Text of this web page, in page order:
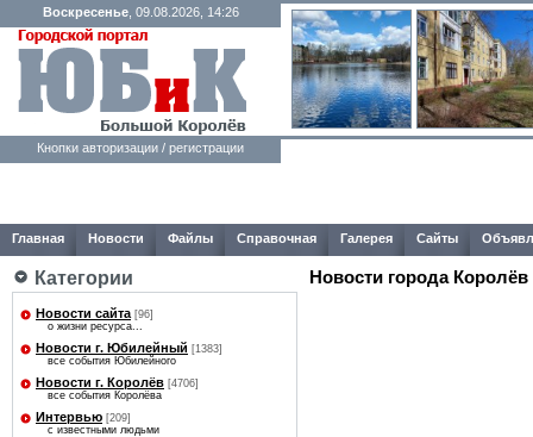
Воскресенье, 09.08.2026, 14:26
Кнопки авторизации / регистрации
Главная Новости Файлы Справочная Галерея Сайты
Категории
Новости сайта [96]
о жизни ресурса...
Новости г. Юбилейный [1383]
все события Юбилейного
Новости г. Королёв [4706]
все события Королёва
Интервью [209]
с известными людьми
Новости города Королёв